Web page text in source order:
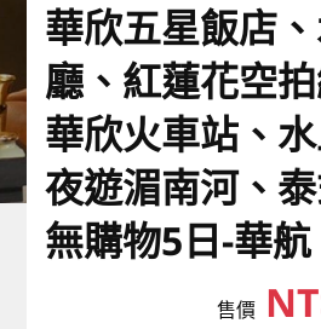
東南亞
美加紐澳
歐洲
華欣五星飯店
廳、紅蓮花空
華欣火車站、
夜遊湄南河、
無購物5日-華航
售價